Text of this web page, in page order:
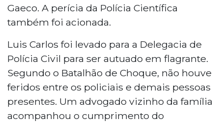
Gaeco. A perícia da Polícia Científica
também foi acionada.
Luis Carlos foi levado para a Delegacia de
Polícia Civil para ser autuado em flagrante.
Segundo o Batalhão de Choque, não houve
feridos entre os policiais e demais pessoas
presentes. Um advogado vizinho da família
acompanhou o cumprimento do